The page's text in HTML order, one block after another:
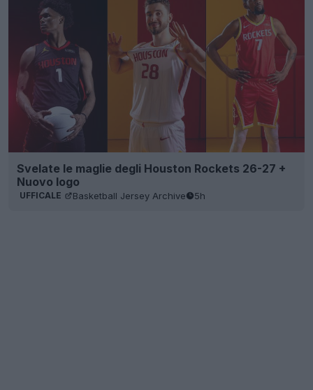
Svelate le maglie degli Houston Rockets 26-27 +
Nuovo logo
UFFICALE Basketball Jersey Archive 5h